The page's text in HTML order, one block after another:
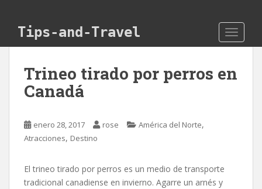
Tips-and-Travel
Trineo tirado por perros en
Canadá
enero 28, 2017 rose América del Norte,
Atracciones, Destino
El trineo tirado por perros es un medio de transporte
tradicional canadiense en invierno. Agarre un arnés y